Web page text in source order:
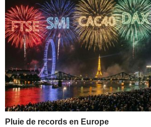
Pluie de records en Europe